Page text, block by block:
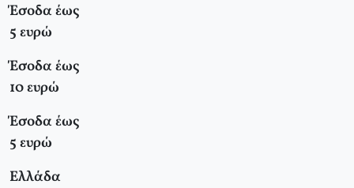
Έσοδα έως
5 ευρώ
Έσοδα έως
10 ευρώ
Έσοδα έως
5 ευρώ
Ελλάδα